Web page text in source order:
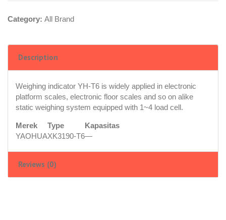
Category: All Brand
Description
Weighing indicator YH-T6 is widely applied in electronic
platform scales, electronic floor scales and so on alike
static weighing system equipped with 1~4 load cell.
Merek Type
Kapasitas
YAOHUAXK3190-T6—
Reviews (0)